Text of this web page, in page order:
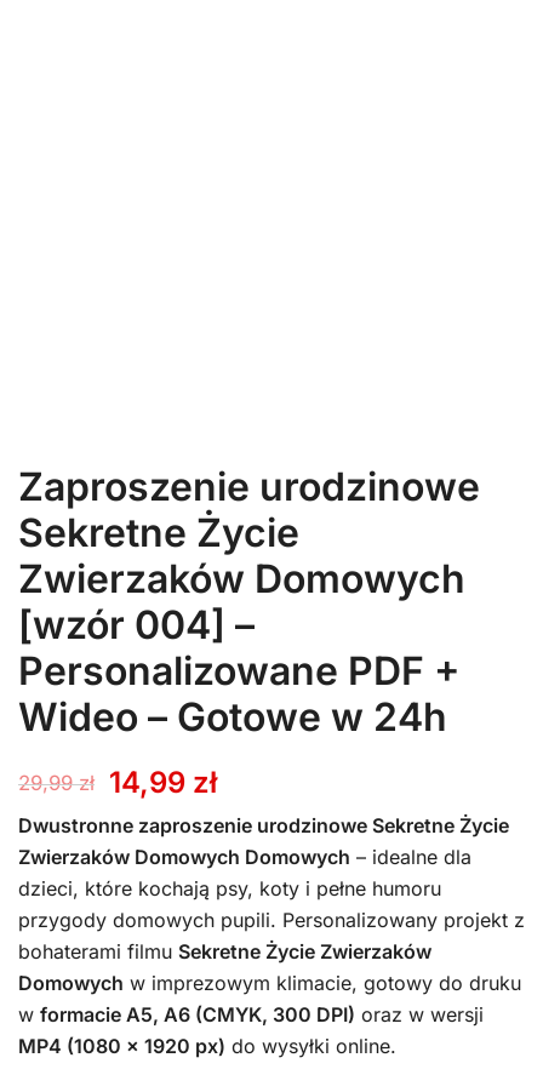
Zaproszenie urodzinowe
Sekretne Życie
Zwierzaków Domowych
[wzór 004] –
Personalizowane PDF +
Wideo – Gotowe w 24h
29,99zł
Pierwotna
cena
wynosiła:
29,99 zł.
14,99 złAktualna
cena
wynosi:
14,99 zł.
Dwustronne zaproszenie urodzinowe Sekretne Życie
Zwierzaków Domowych Domowych – idealne dla
dzieci, które kochają psy, koty i pełne humoru
przygody domowych pupili. Personalizowany projekt z
bohaterami filmu Sekretne Życie Zwierzaków
Domowych w imprezowym klimacie, gotowy do druku
w formacie A5, A6 (CMYK, 300 DPI) oraz w wersji
MP4 (1080 x 1920 px) do wysyłki online.